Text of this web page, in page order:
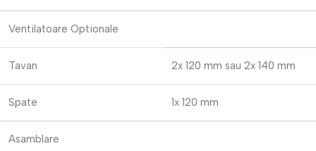
Ventilatoare Optionale
Tavan 2x 120 mm sau 2x 140 mm
Spate 1x 120 mm
Asamblare